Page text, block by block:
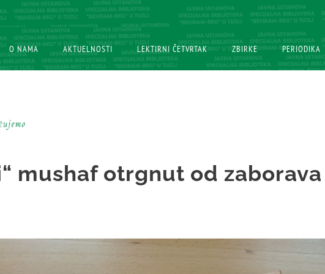
O NAMA
O NAMA AKTUELNOSTI
AKTUELNOSTI LEKTIRNI ČETVRTAK
LEKTIRNI ČETVRTAK ZBIRKE
ZBIRKE PERIODIKA
PERIODIKA
mushaf otrgnut od zaborava